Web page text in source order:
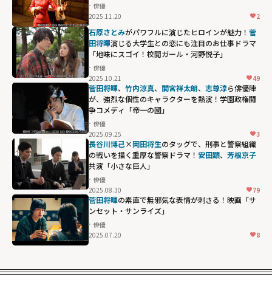
俳優
2025.11.20
2
石原さとみがパワフルに演じたヒロインが魅力！ 菅
田将暉演じる大学生との恋にも注目のお仕事ドラマ
「地味にスゴイ！校閲ガール・河野悦子」
俳優
2025.10.21
49
菅田将暉、 竹内涼真、 間宮祥太朗、 志尊淳ら俳優陣
が、強烈な個性のキャラクターを熱演！学園政権闘
争コメディ「帝一の國」
俳優
2025.09.25
3
長谷川博己×岡田将生のタッグで、刑事と警察組織
の戦いを描く重厚な警察ドラマ！ 安田顕、 芳根京子
共演「小さな巨人」
俳優
2025.08.30
79
菅田将暉の素直で無邪気な表情が刺さる！映画「サ
ンセット・サンライズ」
俳優
2025.07.20
8